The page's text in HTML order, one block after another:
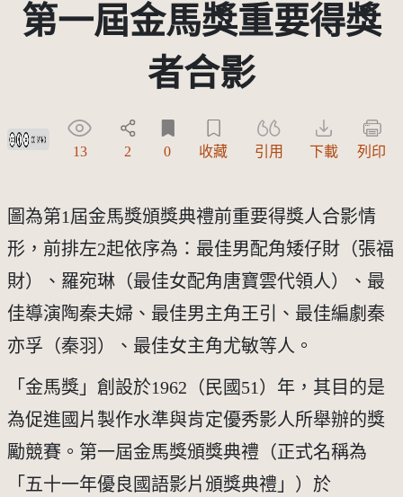
第一屆金馬獎重要得獎
者合影
創用CC姓名標示-禁止改作 3.0 台灣及其後版本(CC BY-ND 3.0 TW +)
13 2 0 收藏 引用 下載 列印
圖為第1屆金馬獎頒獎典禮前重要得獎人合影情
形，前排左2起依序為：最佳男配角矮仔財（張福
財）、羅宛琳（最佳女配角唐寶雲代領人）、最
佳導演陶秦夫婦、最佳男主角王引、最佳編劇秦
亦孚（秦羽）、最佳女主角尤敏等人。
「金馬獎」創設於1962（民國51）年，其目的是
為促進國片製作水準與肯定優秀影人所舉辦的獎
勵競賽。第一屆金馬獎頒獎典禮（正式名稱為
「五十一年優良國語影片頒獎典禮」）於